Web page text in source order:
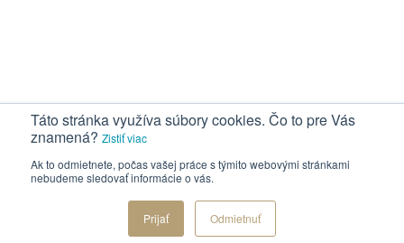
Táto stránka využíva súbory cookies. Čo to pre Vás
znamená? Zistiť viac
Ak to odmietnete, počas vašej práce s týmito webovými stránkami
nebudeme sledovať informácie o vás.
Prijať Odmietnuť